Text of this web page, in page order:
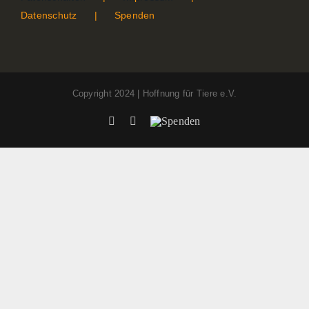
Datenschutz
Spenden
Copyright 2024 | Hoffnung für Tiere e.V.
FacebookInstagram
Spenden